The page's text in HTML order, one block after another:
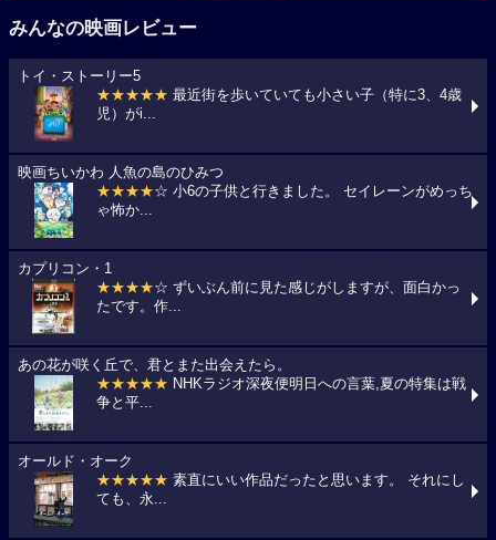
みんなの映画レビュー
トイ・ストーリー5
★★★★★ 最近街を歩いていても小さい子（特に3、4歳
児）がi...
映画ちいかわ 人魚の島のひみつ
★★★★☆ 小6の子供と行きました。 セイレーンがめっち
ゃ怖か...
カプリコン・1
★★★★☆ ずいぶん前に見た感じがしますが、面白かっ
たです。作...
あの花が咲く丘で、君とまた出会えたら。
★★★★★ NHKラジオ深夜便明日への言葉,夏の特集は戦
争と平...
オールド・オーク
★★★★★ 素直にいい作品だったと思います。 それにし
ても、永...